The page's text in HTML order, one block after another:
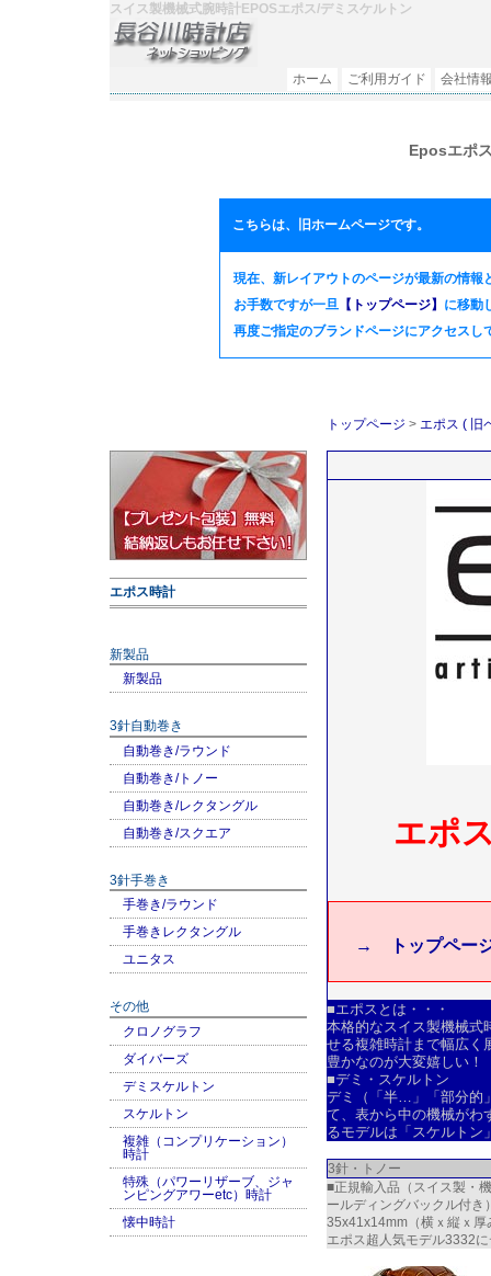
スイス製機械式腕時計EPOSエポス/デミスケルトン
会社情
ご利用ガイド
ホーム
Eposエポ
こちらは、旧ホームページです。
現在、新レイアウトのページが最新の情報
お手数ですが一旦 【トップページ】 に移動
再度ご指定のブランドページにアクセス
トップページ > エポス ( 旧
エポス時計
新製品
新製品
3針自動巻き
自動巻き/ラウンド
自動巻き/トノー
自動巻き/レクタングル
自動巻き/スクエア
3針手巻き
手巻き/ラウンド
手巻きレクタングル
ユニタス
その他
クロノグラフ
ダイバーズ
デミスケルトン
スケルトン
複雑（コンプリケーション）
時計
特殊（パワーリザーブ、ジャ
ンピングアワーetc）時計
懐中時計
エポ
→ トップペー
■エポスとは・・・
本格的なスイス製機械式
せる複雑時計まで幅広く
豊かなのが大変嬉しい！
■デミ・スケルトン
デミ（「半…」「部分的
て、表から中の機械がわ
るモデルは「スケルトン
3針・トノー
■正規輸入品（スイス製・
ールディングバックル付
35x41x14mm（横ｘ縦ｘ
エポス超人気モデル3332